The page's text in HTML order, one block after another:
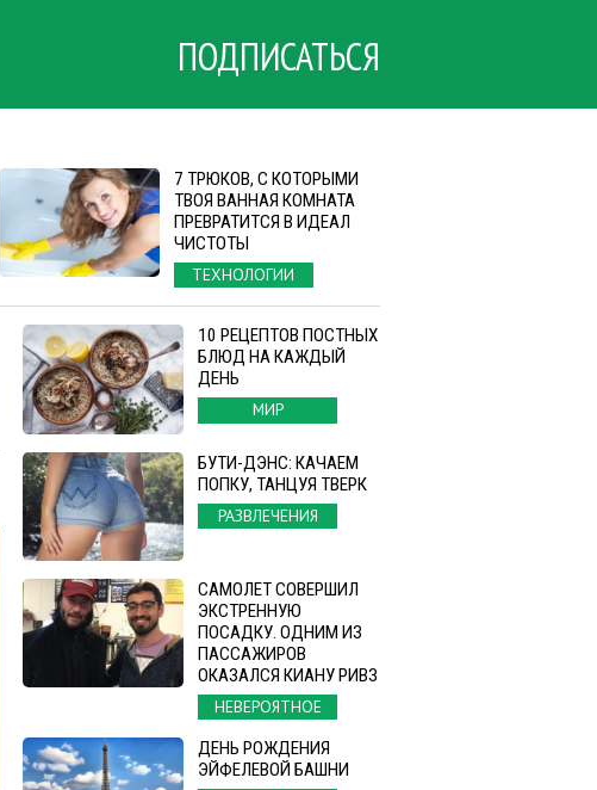
ПОДПИСАТЬСЯ
7 ТРЮКОВ, С КОТОРЫМИ
ТВОЯ ВАННАЯ КОМНАТА
ПРЕВРАТИТСЯ В ИДЕАЛ
ЧИСТОТЫ
ТЕХНОЛОГИИ
10 РЕЦЕПТОВ ПОСТНЫХ
БЛЮД НА КАЖДЫЙ
ДЕНЬ
МИР
БУТИ-ДЭНС: КАЧАЕМ
ПОПКУ, ТАНЦУЯ ТВЕРК
РАЗВЛЕЧЕНИЯ
САМОЛЕТ СОВЕРШИЛ
ЭКСТРЕННУЮ
ПОСАДКУ. ОДНИМ ИЗ
ПАССАЖИРОВ
ОКАЗАЛСЯ КИАНУ РИВЗ
НЕВЕРОЯТНОЕ
ДЕНЬ РОЖДЕНИЯ
ЭЙФЕЛЕВОЙ БАШНИ